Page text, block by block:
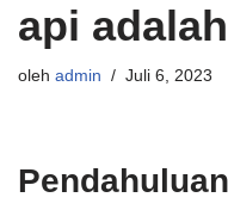
api adalah
oleh admin Juli 6, 2023
Pendahuluan